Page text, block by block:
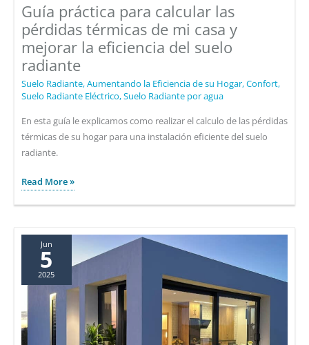
Guía práctica para calcular las
pérdidas térmicas de mi casa y
mejorar la eficiencia del suelo
radiante
Suelo Radiante,Aumentando la Eficiencia de su Hogar,Confort,
Suelo Radiante Eléctrico,Suelo Radiante por agua
En esta guía le explicamos como realizar el calculo de las pérdidas
térmicas de su hogar para una instalación eficiente del suelo
radiante.
Guía
pérdidas
térmicas
casa
Read More »
Jun
5
2025